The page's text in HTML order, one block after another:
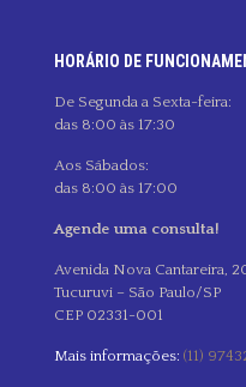
HORÁRIO DE
De Segunda a Sexta-feira:
das 8:00 às 17:30
Aos Sábados:
das 8:00 às 17:00
Agende uma consulta!
Avenida Nova Cantareira,
Tucuruvi – São Paulo/SP
CEP 02331-001
Mais informações: (11)